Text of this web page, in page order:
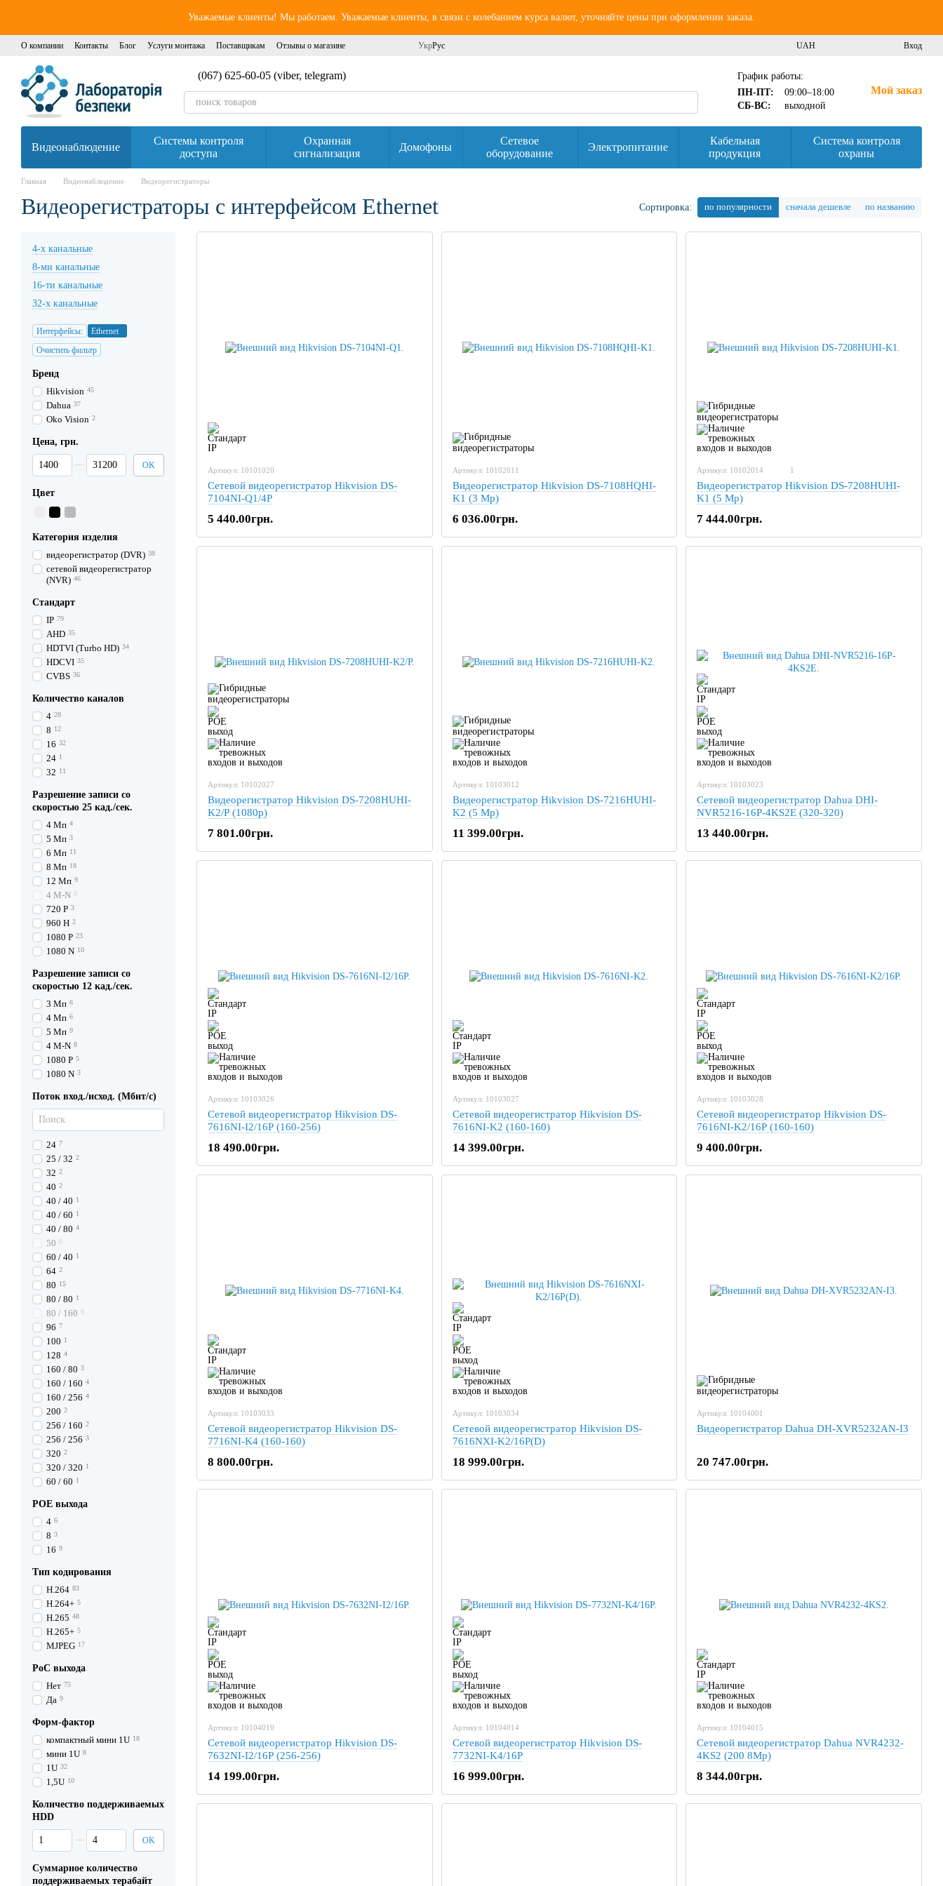
Уважаемые клиенты! Мы работаем. Уважаемые клиенты, в связи с колебанием курса валют, уточняйте цены при оформлении заказа.
О компании Контакты Блог Услуги монтажа Поставщикам Отзывы о магазине УкрРус UAH Вход
(067) 625-60-05 (viber, telegram)
График работы:
ПН-ПТ:
09:00–18:00
СБ-ВС:
выходной
Мой заказ
Видеонаблюдение
Системы контроля
доступа
Охранная
сигнализация
Домофоны
Сетевое
оборудование
Электропитание
Кабельная
продукция
Система контроля
охраны
Главная Видеонаблюдение Видеорегистраторы
Видеорегистраторы с интерфейсом Ethernet Сортировка: по популярности сначала дешевле по названию
Артикул: 10101020
Сетевой видеорегистратор Hikvision DS-
7104NI-Q1/4P
5 440.00грн.
Артикул: 10102011
Видеорегистратор Hikvision DS-7108HQHI-
K1 (3 Mp)
6 036.00грн.
Артикул: 10102014 1
Видеорегистратор Hikvision DS-7208HUHI-
K1 (5 Mp)
7 444.00грн.
Артикул: 10102027
Видеорегистратор Hikvision DS-7208HUHI-
K2/P (1080p)
7 801.00грн.
Артикул: 10103012
Видеорегистратор Hikvision DS-7216HUHI-
K2 (5 Mp)
11 399.00грн.
Артикул: 10103023
Сетевой видеорегистратор Dahua DHI-
NVR5216-16P-4KS2E (320-320)
13 440.00грн.
Артикул: 10103026
Сетевой видеорегистратор Hikvision DS-
7616NI-I2/16P (160-256)
18 490.00грн.
Артикул: 10103027
Сетевой видеорегистратор Hikvision DS-
7616NI-K2 (160-160)
14 399.00грн.
Артикул: 10103028
Сетевой видеорегистратор Hikvision DS-
7616NI-K2/16P (160-160)
9 400.00грн.
Артикул: 10103033
Сетевой видеорегистратор Hikvision DS-
7716NI-K4 (160-160)
8 800.00грн.
Артикул: 10103034
Сетевой видеорегистратор Hikvision DS-
7616NXI-K2/16P(D)
18 999.00грн.
Артикул: 10104001
Видеорегистратор Dahua DH-XVR5232AN-I3
20 747.00грн.
Артикул: 10104010
Сетевой видеорегистратор Hikvision DS-
7632NI-I2/16P (256-256)
14 199.00грн.
Артикул: 10104014
Сетевой видеорегистратор Hikvision DS-
7732NI-K4/16P
16 999.00грн.
Артикул: 10104015
Сетевой видеорегистратор Dahua NVR4232-
4KS2 (200 8Mp)
8 344.00грн.
4-х канальные
8-ми канальные
16-ти канальные
32-х канальные
Интерфейсы:
Ethernet
Очистить фильтр
Бренд
Hikvision 45
Dahua 37
Oko Vision 2
Цена, грн.
От Цена, грн.
До Цена, грн.
OK
Цвет
Категория изделия
видеорегистратор (DVR) 38
сетевой видеорегистратор
(NVR) 46
Стандарт
IP 79
AHD 35
HDTVI (Turbo HD) 34
HDCVI 35
CVBS 36
Количество каналов
4 28
8 12
16 32
24 1
32 11
Разрешение записи со
скоростью 25 кад./сек.
4 Мп 4
5 Мп 3
6 Мп 11
8 Мп 18
12 Мп 9
4 M-N 0
720 P 3
960 H 2
1080 P 23
1080 N 10
Разрешение записи со
скоростью 12 кад./сек.
3 Мп 6
4 Мп 6
5 Мп 9
4 M-N 8
1080 P 5
1080 N 3
Поток вход./исход. (Мбит/с)
24 7
25 / 32 2
32 2
40 2
40 / 40 1
40 / 60 1
40 / 80 4
50 0
60 / 40 1
64 2
80 15
80 / 80 1
80 / 160 0
96 7
100 1
128 4
160 / 80 3
160 / 160 4
160 / 256 4
200 2
256 / 160 2
256 / 256 3
320 2
320 / 320 1
60 / 60 1
POE выхода
4 6
8 3
16 9
Тип кодирования
H.264 83
H.264+ 5
H.265 48
H.265+ 5
MJPEG 17
PoC выхода
Нет 75
Да 9
Форм-фактор
компактный мини 1U 18
мини 1U 8
1U 32
1,5U 10
Количество поддерживаемых
HDD
От Количество поддерживаемых HDD
До Количество поддерживаемых HDD
OK
Суммарное количество
поддерживаемых терабайт